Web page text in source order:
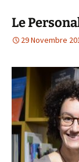
Le
29 Novembre